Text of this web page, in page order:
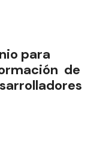
para
de